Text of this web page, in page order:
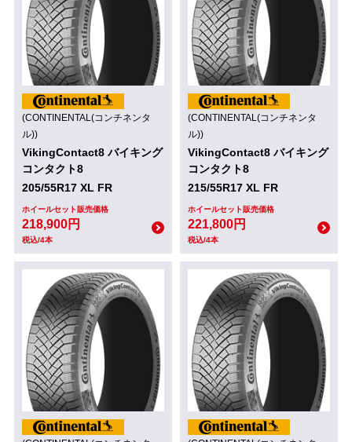
(CONTINENTAL(コンチネンタ
ル))
VikingContact8 バイキング
コンタクト8
205/55R17 XL FR
ホイールセット販売価格
218,900円
税込/4本
(CONTINENTAL(コンチネンタ
ル))
VikingContact8 バイキング
コンタクト8
215/55R17 XL FR
ホイールセット販売価格
221,800円
税込/4本